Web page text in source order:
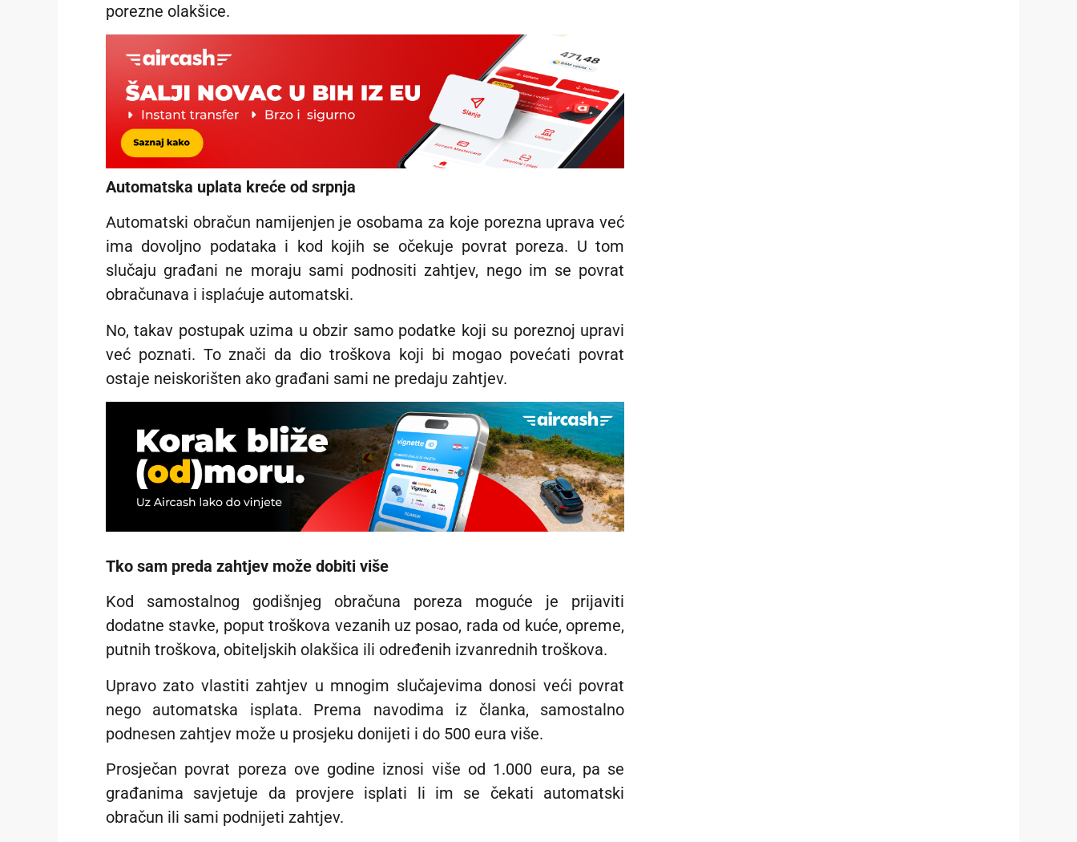
porezne olakšice.
Automatska uplata kreće od srpnja
Automatski obračun namijenjen je osobama za koje porezna uprava već
ima dovoljno podataka i kod kojih se očekuje povrat poreza. U tom
slučaju građani ne moraju sami podnositi zahtjev, nego im se povrat
obračunava i isplaćuje automatski.
No, takav postupak uzima u obzir samo podatke koji su poreznoj upravi
već poznati. To znači da dio troškova koji bi mogao povećati povrat
ostaje neiskorišten ako građani sami ne predaju zahtjev.
Tko sam preda zahtjev može dobiti više
Kod samostalnog godišnjeg obračuna poreza moguće je prijaviti
dodatne stavke, poput troškova vezanih uz posao, rada od kuće, opreme,
putnih troškova, obiteljskih olakšica ili određenih izvanrednih troškova.
Upravo zato vlastiti zahtjev u mnogim slučajevima donosi veći povrat
nego automatska isplata. Prema navodima iz članka, samostalno
podnesen zahtjev može u prosjeku donijeti i do 500 eura više.
Prosječan povrat poreza ove godine iznosi više od 1.000 eura, pa se
građanima savjetuje da provjere isplati li im se čekati automatski
obračun ili sami podnijeti zahtjev.